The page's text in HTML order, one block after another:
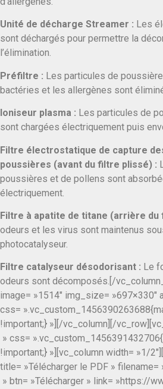
Unité de décharge Streamer : Les
sont déchargés pour permettre la
l’élimination.
Préfiltre : Les particules de
bactéries et les allergènes sont
Ioniseur plasma : Les particules de
sont chargées électriquement puis
Filtre électrostatique de capture
poussières (avant du filtre plissé) :
poussières et de pollens sont
électriquement.
Filtre à apatite de titane (arrière du
odeurs et les virus sont maintenus
photocatalyseur.
Filtre catalyseur désodorisant : Le
odeurs sont décomposés.[/
image= »1514″ img_size= »697×330″
css=
!important;} »][/vc_column][/
» css=
!important;} »][vc_column width= »1/
title= »Télécharger le PDF » filename=
» btn= »Télécharger » link= »https://